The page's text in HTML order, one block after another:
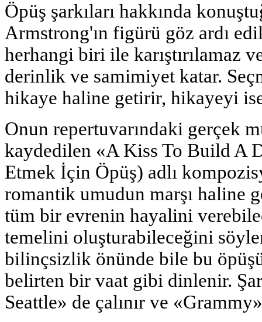
Öpüş şarkıları hakkında
Armstrong'ın figürü göz ardı
herhangi biri ile karıştırılamaz
derinlik ve samimiyet katar.
hikaye haline getirir, hikayeyi
Onun repertuvarındaki gerçek
kaydedilen «A Kiss To Build A
Etmek İçin Öpüş) adlı
romantik umudun marşı haline
tüm bir evrenin hayalini
temelini oluşturabileceğini
bilinçsizlik önünde bile bu
belirten bir vaat gibi dinlenir.
Seattle» de çalınır ve